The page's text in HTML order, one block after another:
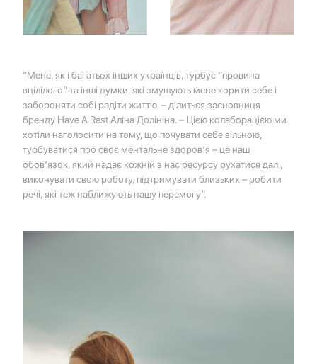
“Мене, як і багатьох інших українців, турбує “провина
вцілілого” та інші думки, які змушують мене корити себе і
забороняти собі радіти життю, – ділиться засновниця
бренду Have A Rest Аліна Долініна. – Цією колаборацією ми
хотіли наголосити на тому, що почувати себе вільною,
турбуватися про своє ментальне здоров’я – це наш
обов’язок, який надає кожній з нас ресурсу рухатися далі,
виконувати свою роботу, підтримувати близьких – робити
речі, які теж наближують нашу перемогу”.